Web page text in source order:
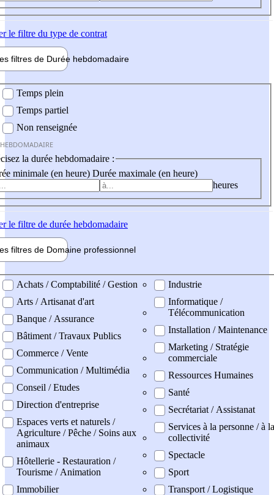
le filtre du type de contrat
filtres de Durée hebdomadaire
Temps plein
Temps partiel
Non renseignée
la durée hebdomadaire :
minimale (en heure) Durée maximale (en heure)
heures
le filtre de durée hebdomadaire
filtres de Domaine professionnel
professionel
Achats / Comptabilité / Gestion
Arts / Artisanat d'art
Banque / Assurance
Bâtiment / Travaux Publics
Commerce / Vente
Communication / Multimédia
Conseil / Etudes
Direction d'entreprise
Espaces verts et naturels /
Agriculture / Pêche / Soins aux
animaux
Hôtellerie - Restauration /
Tourisme / Animation
Immobilier
Industrie
Informatique /
Télécommunication
Installation / Maintenance
Marketing / Stratégie
commerciale
Ressources Humaines
Santé
Secrétariat / Assistanat
Services à la personne / à la
collectivité
Spectacle
Sport
Transport / Logistique